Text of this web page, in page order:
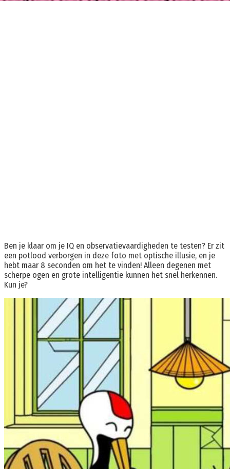
Ben je klaar om je IQ en observatievaardigheden te testen? Er zit
een potlood verborgen in deze foto met optische illusie, en je
hebt maar 8 seconden om het te vinden! Alleen degenen met
scherpe ogen en grote intelligentie kunnen het snel herkennen.
Kun je?